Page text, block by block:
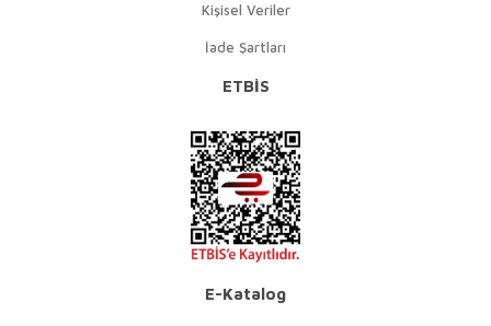
Kişisel Veriler
İade Şartları
ETBİS
E-Katalog